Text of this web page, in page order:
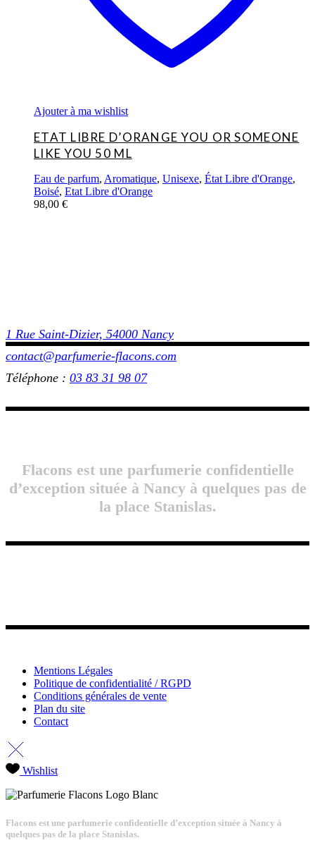
Ajouter à ma wishlist
ETAT LIBRE D’ORANGE YOU OR SOMEONE
LIKE YOU 50 ML
Eau de parfum, Aromatique, Unisexe, État Libre d'Orange,
Boisé, Etat Libre d'Orange
98,00 €
1 Rue Saint-Dizier, 54000 Nancy
contact@parfumerie-flacons.com
Téléphone : 03 83 31 98 07
Flacons est une parfumerie confidentielle
d’exception située à Nancy à quelques pas de
la place Stanislas.
Mentions Légales
Politique de confidentialité / RGPD
Conditions générales de vente
Plan du site
Contact
Wishlist
Flacons est une parfumerie confidentielle d’exception située à Nancy à
quelques pas de la place Stanislas.